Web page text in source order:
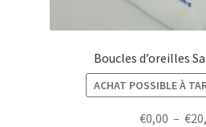
Boucles d’oreilles
ACHAT POSSIBLE À
€0,00 – €